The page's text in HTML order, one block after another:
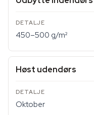
450–500 g/m²
Høst udendørs
Oktober